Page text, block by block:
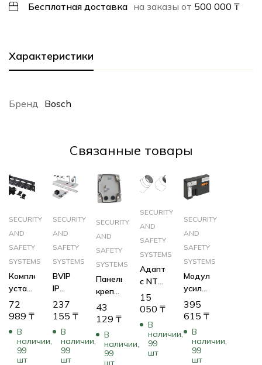
Бесплатная доставка на заказы от 500 000 ₸
Характеристики
Бренд Bosch
Cвязанные товары
SECURITY
AND
SAFETY
SYSTEMS
Комплект
установки
в 19″
стойку
кодеров
VIP-
X1XF
72
989 ₸
В
наличии,
99
шт
SECURITY
AND
SAFETY
SYSTEMS
BVIP
IP
Модуль
ПО
матрицы;
до 32
камер,
237
155 ₸
В
наличии,
99
шт
SECURITY
AND
SAFETY
SYSTEMS
Панель
крепления
кронштейна
VGA-
ARM
(Pendant
43
129₸
В
наличии,
99
шт
SECURITY
AND
SAFETY
SYSTEMS
Адаптер
с NTP
резьбы
на
метрическую
15
050 ₸
В
наличии,
99
шт
SECURITY
AND
SAFETY
SYSTEMS
Модуль
усилителя
15W,
SIP
395
615 ₸
В
наличии,
99
шт